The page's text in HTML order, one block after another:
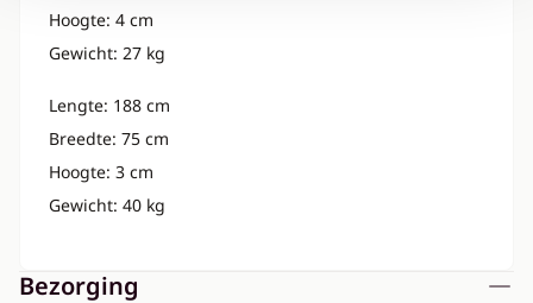
Hoogte: 4 cm
Gewicht: 27 kg
Lengte: 188 cm
Breedte: 75 cm
Hoogte: 3 cm
Gewicht: 40 kg
Bezorging